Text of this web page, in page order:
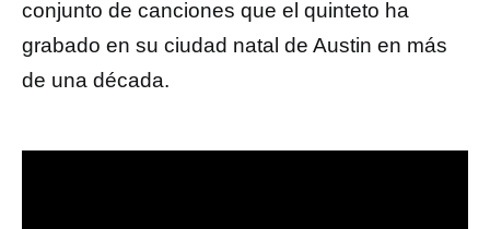
conjunto de canciones que el quinteto ha
grabado en su ciudad natal de Austin en más
de una década.